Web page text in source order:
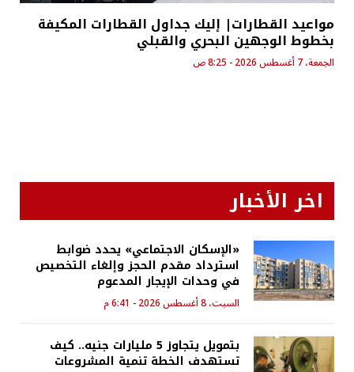
مواعيد القطارات| إليك جداول القطارات المكيفة
بخطوط الوجهين البحري والقبلي
الجمعة، 7 أغسطس 2026 - 8:25 ص
اخر الأخبار
«الإسكان الاجتماعي» يحدد ضوابط
استرداد مقدم الحجز وإلغاء التخصيص
في وحدات الإيجار المدعوم
السبت، 8 أغسطس 2026 - 6:41 م
بتمويل يتجاوز 5 مليارات جنيه.. كيف
تستهدف الخطة تنمية المشروعات